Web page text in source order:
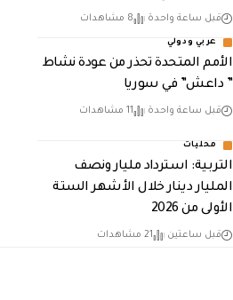
قبل ساعة واحدة 8 مشاهدات
عربي ودولي
الأمم المتحدة تحذر من عودة نشاط
” داعش” في سوريا
قبل ساعة واحدة 11 مشاهدات
محليات
التربية: استرداد مليار ونصف
المليار دينار خلال الأشهر الستة
الأولى من 2026
قبل ساعتين 21 مشاهدات